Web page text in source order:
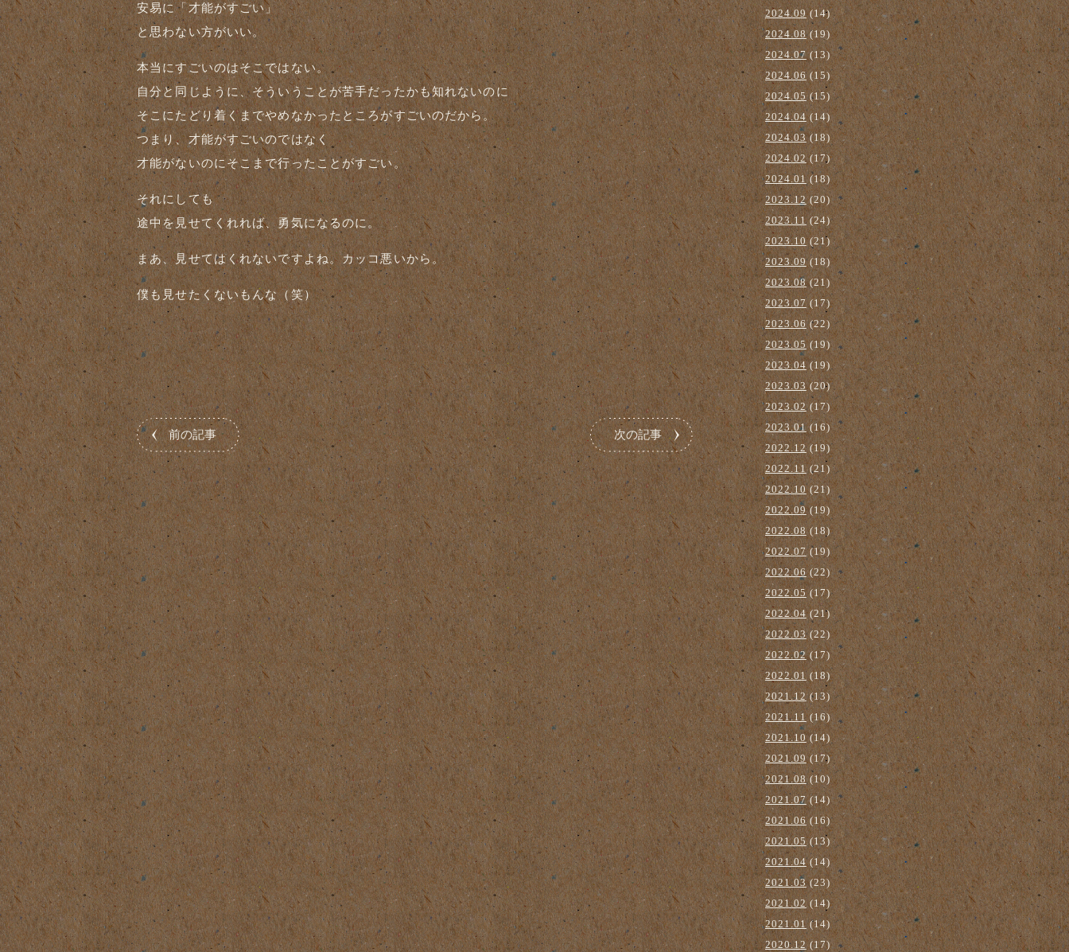
安易に「才能がすごい」
と思わない方がいい。
本当にすごいのはそこではない。
自分と同じように、そういうことが苦手だったかも知れないのに
そこにたどり着くまでやめなかったところがすごいのだから。
つまり、才能がすごいのではなく
才能がないのにそこまで行ったことがすごい。
それにしても
途中を見せてくれれば、勇気になるのに。
まあ、見せてはくれないですよね。カッコ悪いから。
僕も見せたくないもんな（笑）
前の記事 次の記事
2024.09(14)
2024.08(19)
2024.07 (13)
2024.06(15)
2024.05 (15)
2024.04(14)
2024.03(18)
2024.02(17)
2024.01(18)
2023.12 (20)
2023.11(24)
2023.10(21)
2023.09(18)
2023.08(21)
2023.07 (17)
2023.06(22)
2023.05(19)
2023.04(19)
2023.03(20)
2023.02(17)
2023.01 (16)
2022.12(19)
2022.11 (21)
2022.10(21)
2022.09(19)
2022.08(18)
2022.07(19)
2022.06(22)
2022.05 (17)
2022.04(21)
2022.03(22)
2022.02(17)
2022.01(18)
2021.12 (13)
2021.11(16)
2021.10(14)
2021.09(17)
2021.08(10)
2021.07 (14)
2021.06(16)
2021.05(13)
2021.04(14)
2021.03(23)
2021.02 (14)
2021.01 (14)
2020.12(17)